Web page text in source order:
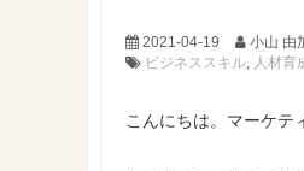
2021-04-19 小山 由
ビジネススキル, 人材育
こんにちは。マーケテ